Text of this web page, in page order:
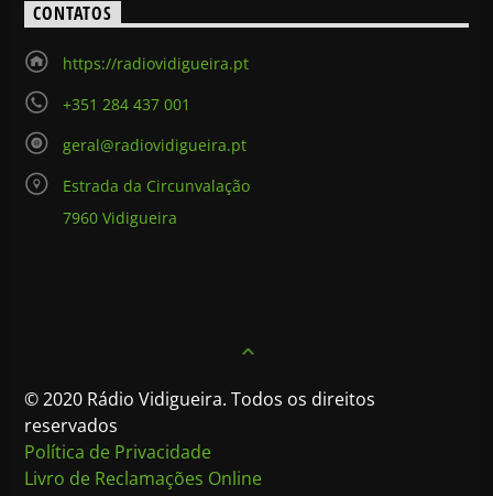
CONTATOS
https://radiovidigueira.pt
+351 284 437 001
geral@radiovidigueira.pt
Estrada da Circunvalação
7960 Vidigueira
© 2020 Rádio Vidigueira. Todos os direitos
reservados
Política de Privacidade
Livro de Reclamações Online